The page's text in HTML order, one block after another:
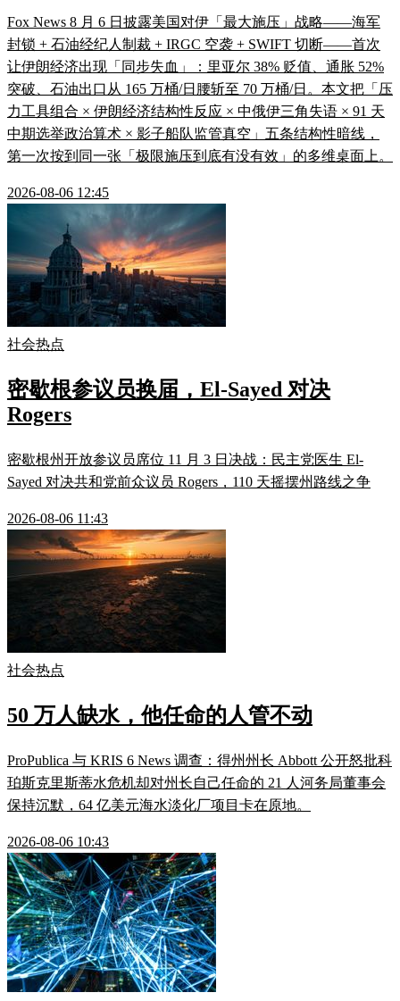
Fox News 8 月 6 日披露美国对伊「最大施压」战略——海军
封锁 + 石油经纪人制裁 + IRGC 空袭 + SWIFT 切断——首次
让伊朗经济出现「同步失血」：里亚尔 38% 贬值、通胀 52%
突破、石油出口从 165 万桶/日腰斩至 70 万桶/日。本文把「压
力工具组合 × 伊朗经济结构性反应 × 中俄伊三角失语 × 91 天
中期选举政治算术 × 影子船队监管真空」五条结构性暗线，
第一次按到同一张「极限施压到底有没有效」的多维桌面上。
2026-08-06 12:45
社会热点
密歇根参议员换届，El-Sayed 对决
Rogers
密歇根州开放参议员席位 11 月 3 日决战：民主党医生 El-
Sayed 对决共和党前众议员 Rogers，110 天摇摆州路线之争
2026-08-06 11:43
社会热点
50 万人缺水，他任命的人管不动
ProPublica 与 KRIS 6 News 调查：得州州长 Abbott 公开怒批科
珀斯克里斯蒂水危机却对州长自己任命的 21 人河务局董事会
保持沉默，64 亿美元海水淡化厂项目卡在原地。
2026-08-06 10:43